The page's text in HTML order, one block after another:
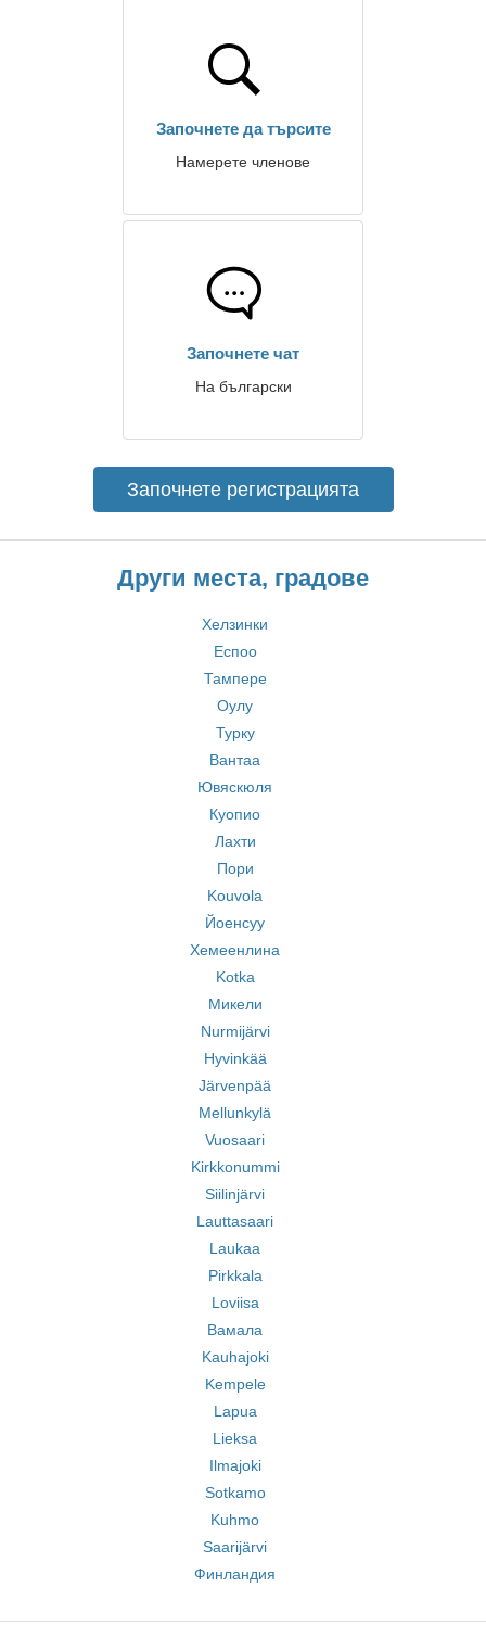
Започнете да търсите
Намерете членове
Започнете чат
На български
Започнете регистрацията
Други места, градове
Хелзинки
Еспоо
Тампере
Оулу
Турку
Вантаа
Ювяскюля
Куопио
Лахти
Пори
Kouvola
Йоенсуу
Хемеенлина
Kotka
Микели
Nurmijärvi
Hyvinkää
Järvenpää
Mellunkylä
Vuosaari
Kirkkonummi
Siilinjärvi
Lauttasaari
Laukaa
Pirkkala
Loviisa
Вамала
Kauhajoki
Kempele
Lapua
Lieksa
Ilmajoki
Sotkamo
Kuhmo
Saarijärvi
Финландия